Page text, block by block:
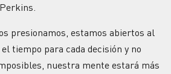
presionamos, estamos abiertos al
tiempo para cada decisión y no
nuestra mente estará más